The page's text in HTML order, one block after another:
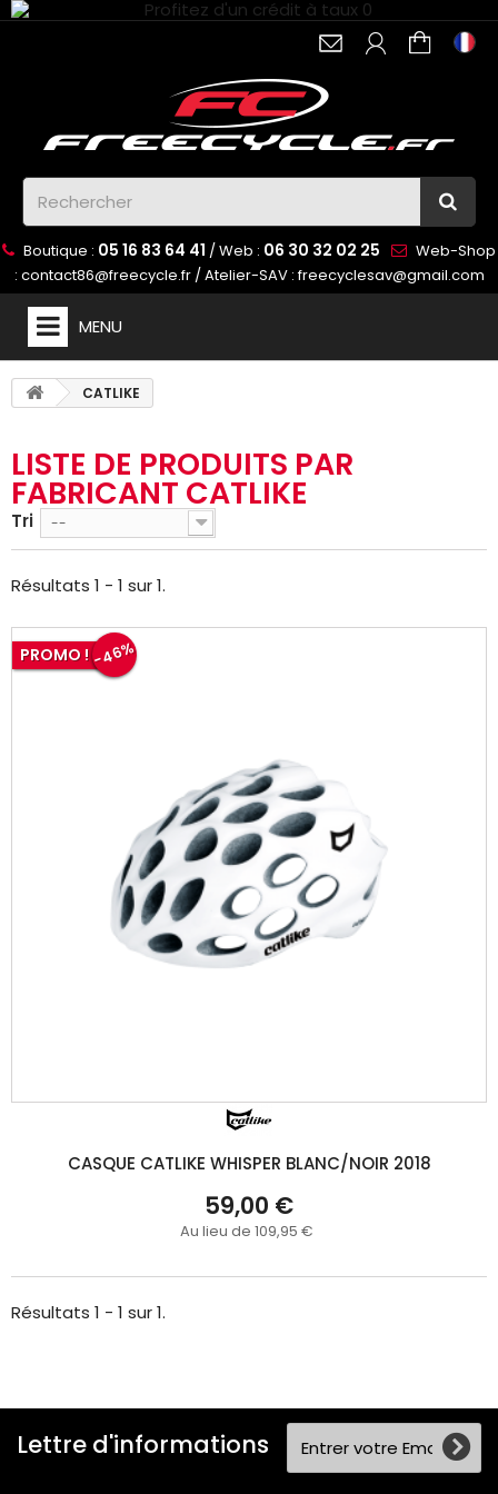
Boutique : 05 16 83 64 41 / Web : 06 30 32 02 25
Web-Shop
: contact86@freecycle.fr/ Atelier-SAV :freecyclesav@gmail.com
MENU
CATLIKE
LISTE DE PRODUITS PAR
FABRICANT CATLIKE
Tri --
Résultats 1 - 1 sur 1.
PROMO !-46%
CASQUE CATLIKE WHISPER BLANC/NOIR 2018
59,00 €
Au lieu de 109,95 €
Résultats 1 - 1 sur 1.
Lettre d'informations